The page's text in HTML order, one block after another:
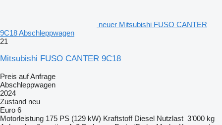
neuer Mitsubishi FUSO CANTER
9C18 Abschleppwagen
21
Mitsubishi FUSO CANTER 9C18
Preis auf Anfrage
Abschleppwagen
2024
Zustand neu
Euro 6
Motorleistung 175 PS (129 kW) Kraftstoff Diesel Nutzlast 3’000 kg